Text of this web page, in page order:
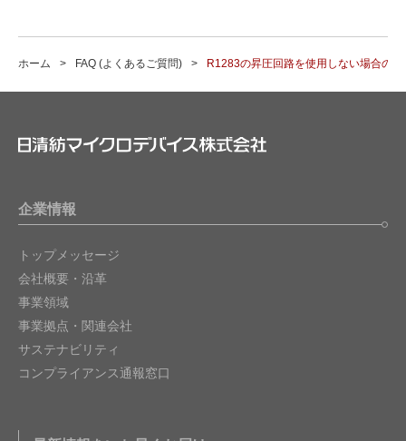
ホーム FAQ (よくあるご質問) R1283の昇圧回路を使用しない場合の
企業情報
トップメッセージ
会社概要・沿革
事業領域
事業拠点・関連会社
サステナビリティ
コンプライアンス通報窓口